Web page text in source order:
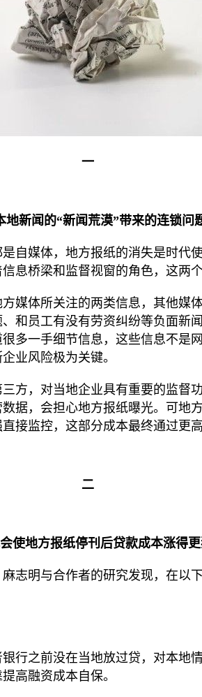
一
地新闻的“新闻荒漠”带来的连锁问
自媒体，地方报纸的消失是时代
息桥梁和监督视窗的角色，这两
媒体所关注的两类信息，其他媒
和员工有没有劳资纠纷等负面新
多一手细节信息，这些信息不是
业风险极为关键。
方，对当地企业具有重要的监督
据，会担心地方报纸曝光。可地
接监控，这部分成本最终通过更
二
使地方报纸停刊后贷款成本涨得更
志明与合作者的研究发现，在以
行之前没在当地放过贷，对本地
高融资成本自保。